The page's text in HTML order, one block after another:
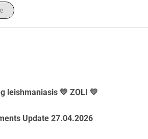
parce qu'elle mérite une chance de
pas le faire seul. Les coûts médicaux
sa taille, rapproche Zoli un peu
leishmaniasis 💛 ZOLI 💛
Update 27.04.2026